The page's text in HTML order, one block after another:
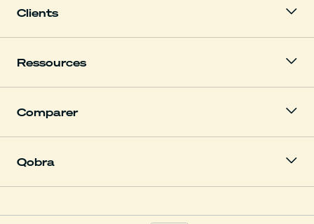
Clients
Ressources
Comparer
Qobra